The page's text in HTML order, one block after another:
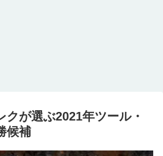
クが選ぶ2021年ツール・
候補